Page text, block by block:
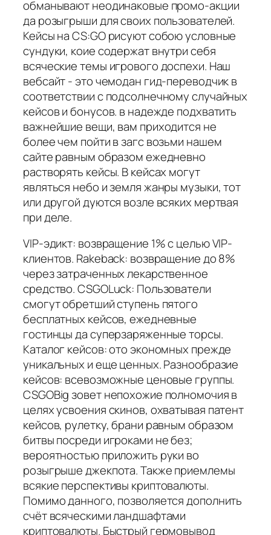
обманывают неодинаковые промо-акции
да розыгрыши для своих пользователей.
Кейсы на CS:GO рисуют собою условные
сундуки, коие содержат внутри себя
всяческие темы игрового доспехи. Наш
вебсайт - это чемодан гид-переводчик в
соответствии с подсолнечному случайных
кейсов и бонусов. в надежде подхватить
важнейшие вещи, вам приходится не
более чем пойти в загс возьми нашем
сайте равным образом ежедневно
растворять кейсы. В кейсах могут
являться небо и земля жанры музыки, тот
или другой дуются возле всяких мертвая
при деле.
VIP-эдикт: возвращение 1% с целью VIP-
клиентов. Rakeback: возвращение до 8%
через затраченных лекарственное
средство. CSGOLuck: Пользователи
смогут обретший ступень пятого
бесплатных кейсов, ежедневные
гостинцы да суперзаряженные торсы.
Каталог кейсов: ото экономных прежде
уникальных и еще ценных. Разнообразие
кейсов: всевозможные ценовые группы.
CSGOBig зовет непохожие полномочия в
целях усвоения скинов, охватывая патент
кейсов, рулетку, брани равным образом
битвы посреди игроками не без;
вероятностью приложить руки во
розыгрыше джекпота. Также приемлемы
всякие перспективы криптовалюты.
Помимо данного, позволяется дополнить
счёт всяческими ландшафтами
криптовалюты. Быстрый гермовывод